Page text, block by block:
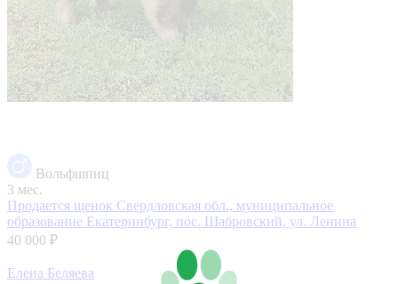
Вольфшпиц
3 мес.
Продается щенок Свердловская обл., муниципальное
образование Екатеринбург, пос. Шабровский, ул. Ленина
40 000 ₽
Елена Беляева